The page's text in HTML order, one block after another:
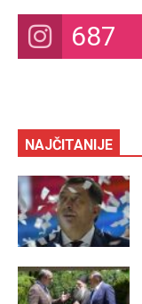
687
NAJČITANIJE